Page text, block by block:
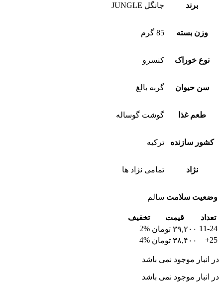
برند جانگل JUNGLE
وزن بسته 85 گرم
نوع خوراک کنسرو
سن حیوان گربه بالغ
طعم غذا گوشت گوساله
کشور سازنده ترکیه
نژاد تمامی نژاد ها
وضعیت سلامت سالم
تعداد قیمت
تخفیف
11-24 ۳۹,۲۰۰ تومان 2%
25+
۳۸,۴۰۰ تومان 4%
در انبار موجود نمی باشد
در انبار موجود نمی باشد